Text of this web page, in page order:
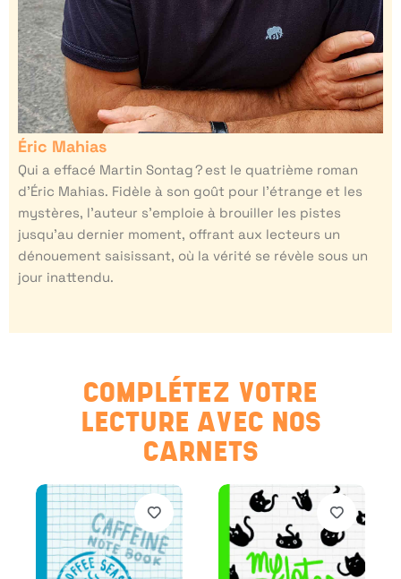
Éric Mahias
Qui a effacé Martin Sontag ? est le quatrième roman
d’Éric Mahias. Fidèle à son goût pour l’étrange et les
mystères, l’auteur s’emploie à brouiller les pistes
jusqu’au dernier moment, offrant aux lecteurs un
dénouement saisissant, où la vérité se révèle sous un
jour inattendu.
COMPLÉTEZ VOTRE
LECTURE AVEC NOS
CARNETS